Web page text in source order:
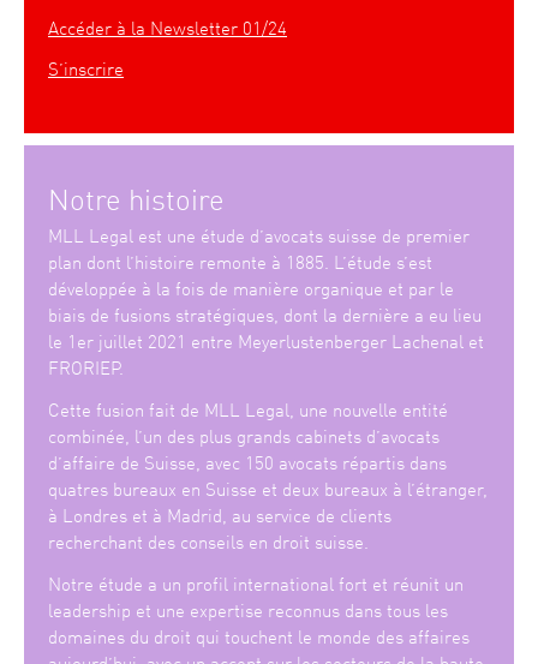
Accéder à la Newsletter 01/24
S’inscrire
Notre histoire
MLL Legal est une étude d’avocats suisse de premier
plan dont l’histoire remonte à 1885. L’étude s’est
développée à la fois de manière organique et par le
biais de fusions stratégiques, dont la dernière a eu lieu
le 1er juillet 2021 entre Meyerlustenberger Lachenal et
FRORIEP.
Cette fusion fait de MLL Legal, une nouvelle entité
combinée, l’un des plus grands cabinets d’avocats
d’affaire de Suisse, avec 150 avocats répartis dans
quatres bureaux en Suisse et deux bureaux à l’étranger,
à Londres et à Madrid, au service de clients
recherchant des conseils en droit suisse.
Notre étude a un profil international fort et réunit un
leadership et une expertise reconnus dans tous les
domaines du droit qui touchent le monde des affaires